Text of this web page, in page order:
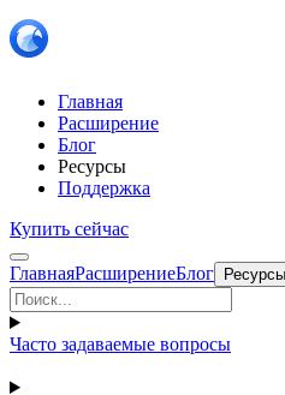
Главная
Расширение
Блог
Ресурсы
Поддержка
Купить сейчас
ГлавнаяРасширениеБлог Ресурсы
Часто задаваемые вопросы